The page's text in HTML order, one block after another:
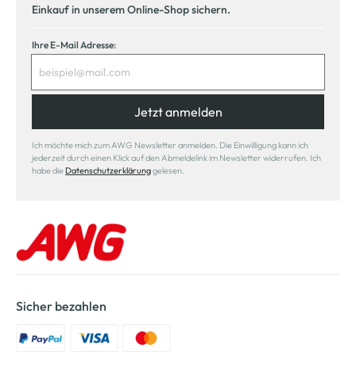
Einkauf in unserem Online-Shop sichern.
Ihre E-Mail Adresse:
Jetzt anmelden
Ich möchte mich zum AWG Newsletter anmelden. Die Einwilligung kann ich
jederzeit durch einen Klick auf den Abmeldelink im Newsletter widerrufen. Ich
habe die Datenschutzerklärunggelesen.
Sicher bezahlen